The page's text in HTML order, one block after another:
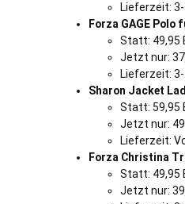
Lieferzeit:
Forza GAGE Polo
Statt: 49,95
Jetzt nur:
Lieferzeit:
Sharon Jacket
Statt: 59,95
Jetzt nur:
Lieferzeit:
Forza Christina
Statt: 49,95
Jetzt nur: